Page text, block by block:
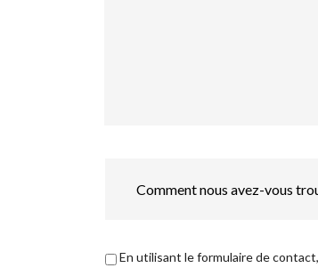
Déclaration
de
En utilisant le formulaire de